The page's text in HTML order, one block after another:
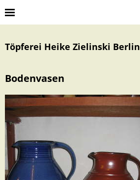
Töpferei Heike Zielinski Berlin
Bodenvasen